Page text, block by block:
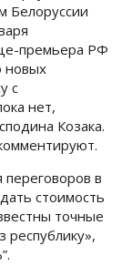
Белоруссии
премьера РФ
новых
с
нет,
Козака.
переговоров в
стоимость
точные